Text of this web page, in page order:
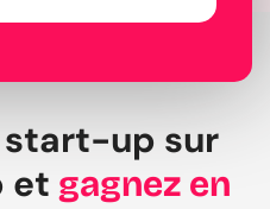
up sur
et gagnez en